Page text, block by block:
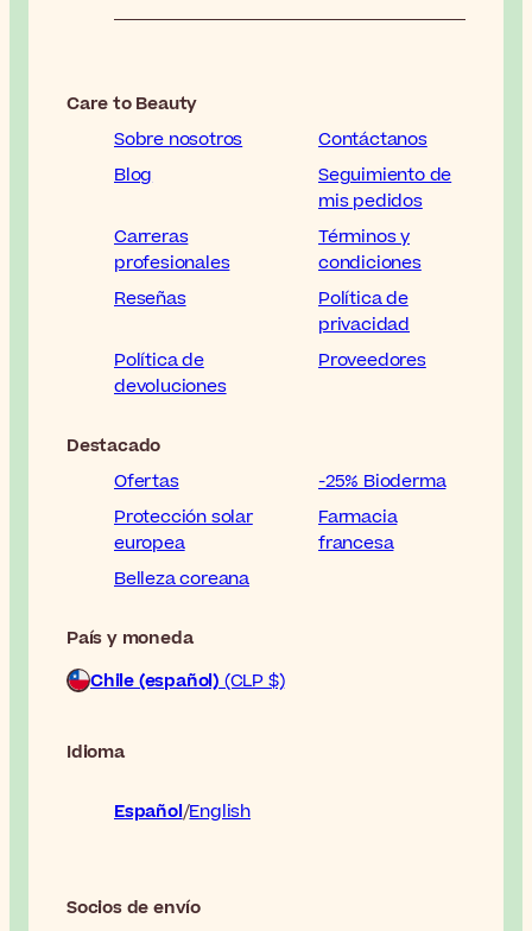
Care to Beauty
Sobre nosotros
Contáctanos
Blog
Seguimiento de
mis pedidos
Carreras
profesionales
Términos y
condiciones
Reseñas
Política de
privacidad
Política de
devoluciones
Proveedores
Destacado
Ofertas
-25% Bioderma
Protección solar
europea
Farmacia
francesa
Belleza coreana
País y moneda
Chile (español) (CLP $)
Idioma
Español English
Socios de envío